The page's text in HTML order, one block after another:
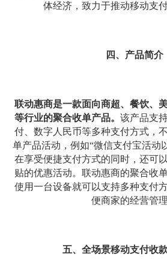
体经济，致力于推动移动支
四、产品简介
联动惠商是一款面向商超、餐饮、
等行业的聚合收单产品。 该产品支
付、数字人民币等多种支付方式，
单产品活动，例如“微信支付宝活动
在享受便捷支付方式的同时，还可
贴的优惠活动。联动惠商的聚合收
使用一台设备就可以支持多种支付
便商家的经营管理
五、全场景移动支付收